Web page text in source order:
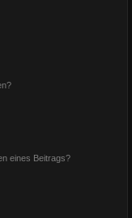
eines Beitrags?